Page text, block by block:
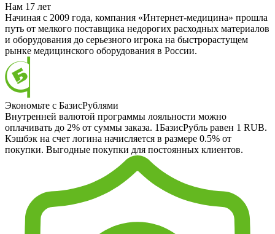
Нам 17 лет
Начиная с 2009 года, компания «Интернет-медицина» прошла
путь от мелкого поставщика недорогих расходных материалов
и оборудования до серьезного игрока на быстрорастущем
рынке медицинского оборудования в России.
Экономьте с БазисРублями
Внутренней валютой программы лояльности можно
оплачивать до 2% от суммы заказа. 1БазисРубль равен 1 RUB.
Кэшбэк на счет логина начисляется в размере 0.5% от
покупки. Выгодные покупки для постоянных клиентов.